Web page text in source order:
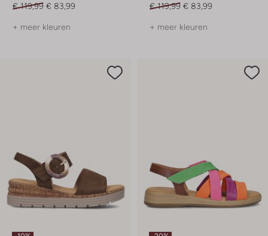
€ 119,99 € 83,99
+ meer kleuren
€ 119,99 € 83,99
+ meer kleuren